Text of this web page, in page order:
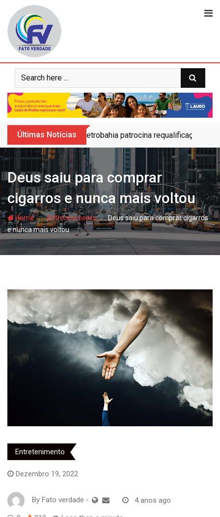
content
Últimas Notícias Petrobahia patrocina requalificação do
Deus saiu para comprar
cigarros e nunca mais voltou
Home- hjEntretenimento- hjDeus saiu para comprar cigarros
e nunca mais voltou
Entretenimento
Dezembro 19, 2022
By Fato verdade - 4 anos ago